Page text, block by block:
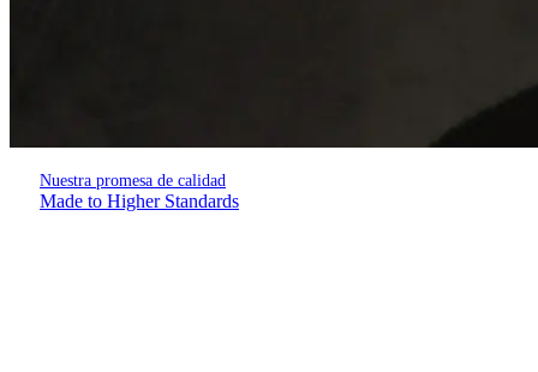
Nuestra promesa de calidad
Made to Higher Standards